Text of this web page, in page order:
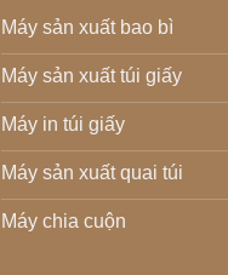
Máy sản xuất bao bì
Máy sản xuất túi giấy
Máy in túi giấy
Máy sản xuất quai túi
Máy chia cuộn